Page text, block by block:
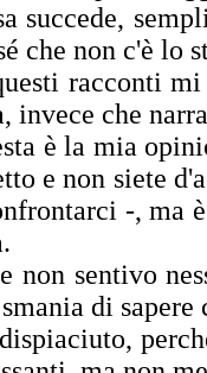
succede,
che non c'è lo
racconti mi
invece che
è la mia
e non siete
-, ma
non sentivo
di sapere